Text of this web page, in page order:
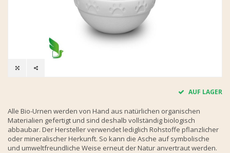
AUF LAGER
Alle Bio-Urnen werden von Hand aus natürlichen organischen
Materialien gefertigt und sind deshalb vollständig biologisch
abbaubar. Der Hersteller verwendet lediglich Rohstoffe pflanzlicher
oder mineralischer Herkunft. So kann die Asche auf symbolische
und umweltfreundliche Weise erneut der Natur anvertraut werden.